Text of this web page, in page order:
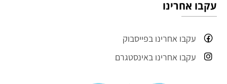
עקבו אחרינו
עקבו אחרינו בפייסבוק
עקבו אחרינו באינסטגרם